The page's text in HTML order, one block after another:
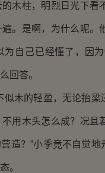
木柱，明烈日光下看
。是啊，为什么呢
为自己已经懂了，因
回答。
似木的轻盈，无论抬
用木头怎么成？况且
造？”小季竟不自觉
。